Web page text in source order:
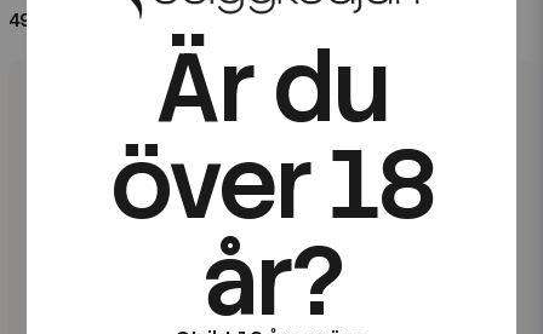
49 kr
Är du
över 18
år?